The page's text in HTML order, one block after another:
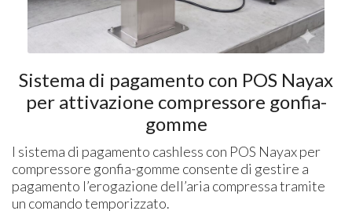
Sistema di pagamento con POS Nayax
per attivazione compressore gonfia-
gomme
l sistema di pagamento cashless con POS Nayax per
compressore gonfia-gomme consente di gestire a
pagamento l’erogazione dell’aria compressa tramite
un comando temporizzato.